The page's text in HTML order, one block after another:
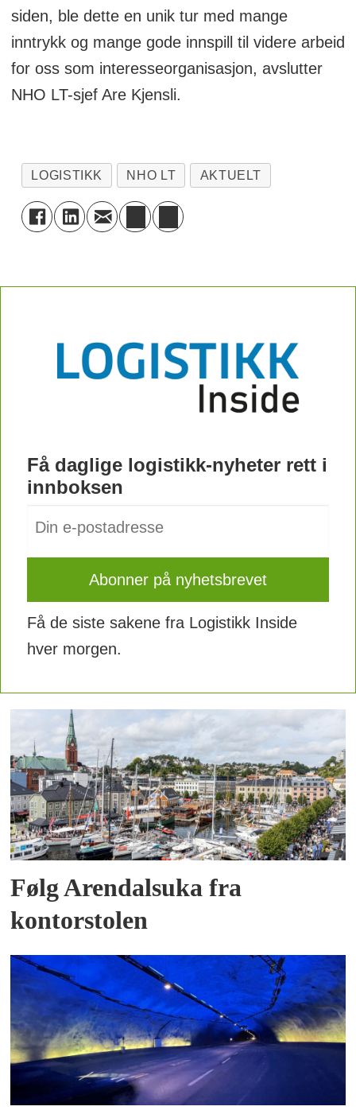
siden, ble dette en unik tur med mange
inntrykk og mange gode innspill til videre arbeid
for oss som interesseorganisasjon, avslutter
NHO LT-sjef Are Kjensli.
LOGISTIKK NHO LT AKTUELT
Få daglige logistikk-nyheter rett i
innboksen
Få de siste sakene fra Logistikk Inside
hver morgen.
Følg Arendalsuka fra
kontorstolen